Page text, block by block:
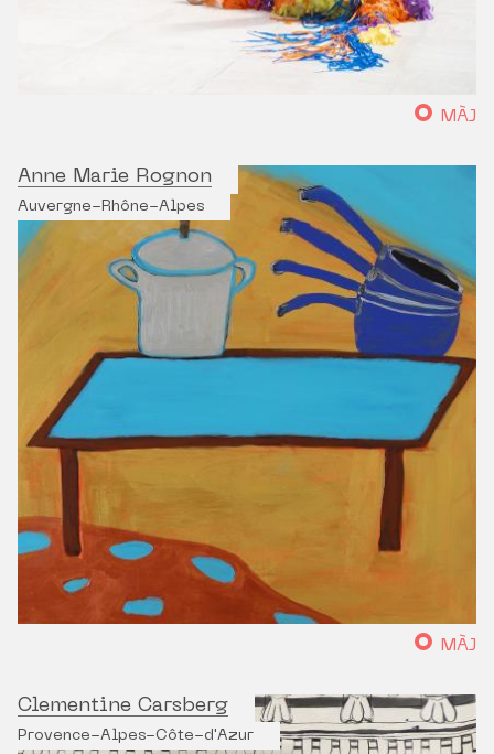
MÀJ
Anne Marie Rognon
Auvergne-Rhône-Alpes
MÀJ
Clementine Carsberg
Provence-Alpes-Côte-d'Azur